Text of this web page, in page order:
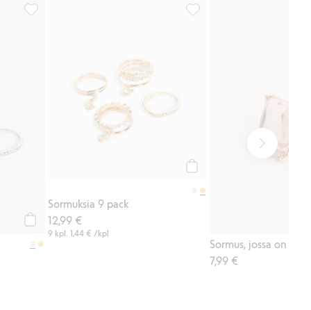
Sormuksia 9 pack
12,99 €
9 kpl. 1,44 € /kpl
7,99 €